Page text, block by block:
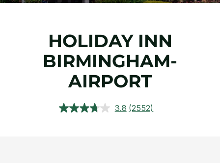
HOLIDAY INN
BIRMINGHAM-
AIRPORT
3.8 Lire
(2552)